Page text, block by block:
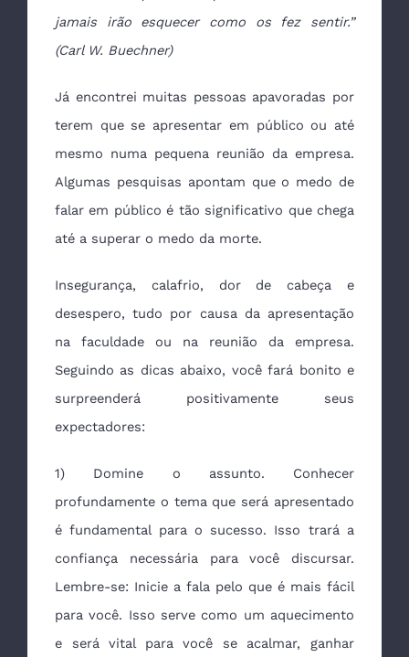
jamais irão esquecer como os fez sentir.”
(Carl W. Buechner)
Já encontrei muitas pessoas apavoradas por
terem que se apresentar em público ou até
mesmo numa pequena reunião da empresa.
Algumas pesquisas apontam que o medo de
falar em público é tão significativo que chega
até a superar o medo da morte.
Insegurança, calafrio, dor de cabeça e
desespero, tudo por causa da apresentação
na faculdade ou na reunião da empresa.
Seguindo as dicas abaixo, você fará bonito e
surpreenderá positivamente seus
expectadores:
1) Domine o assunto. Conhecer
profundamente o tema que será apresentado
é fundamental para o sucesso. Isso trará a
confiança necessária para você discursar.
Lembre-se: Inicie a fala pelo que é mais fácil
para você. Isso serve como um aquecimento
e será vital para você se acalmar, ganhar